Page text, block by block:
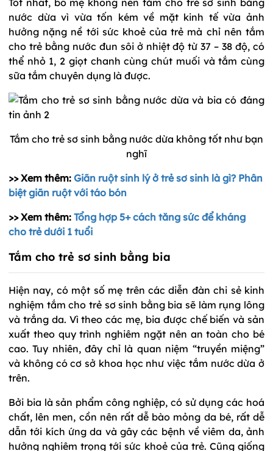
nước dừa vì vừa tốn kém về mặt kinh tế vừa ảnh
hưởng nặng nề tới sức khoẻ của trẻ mà chỉ nên tắm
cho trẻ bằng nước đun sôi ở nhiệt độ từ 37 – 38 độ, có
thể nhỏ 1, 2 giọt chanh cùng chút muối và tắm cùng
sữa tắm chuyên dụng là được.
Tắm cho trẻ sơ sinh bằng nước dừa không tốt như bạn
nghĩ
>> Xem thêm: Giãn ruột sinh lý ở trẻ sơ sinh là gì? Phân
biệt giãn ruột với táo bón
>> Xem thêm: Tổng hợp 5+ cách tăng sức để kháng
cho trẻ dưới 1 tuổi
Tắm cho trẻ sơ sinh bằng bia
Hiện nay, có một số mẹ trên các diễn đàn chi sẻ kinh
nghiệm tắm cho trẻ sơ sinh bằng bia sẽ làm rụng lông
và trắng da. Vì theo các mẹ, bia được chế biến và sản
xuất theo quy trình nghiêm ngặt nên an toàn cho bé
cao. Tuy nhiên, đây chỉ là quan niệm “truyền miệng”
và không có cơ sở khoa học như việc tắm nước dừa ở
trên.
Bởi bia là sản phẩm công nghiệp, có sử dụng các hoá
chất, lên men, cồn nên rất dễ bào mỏng da bé, rất dễ
dẫn tới kích ứng da và gây các bệnh về viêm da, ảnh
hưởng nghiêm trọng tới sức khoẻ của trẻ. Cũng giống